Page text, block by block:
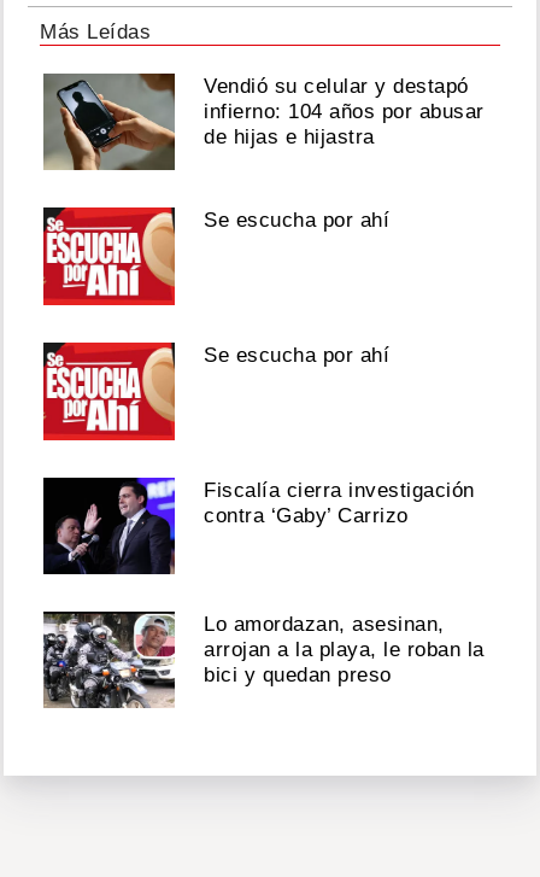
Más Leídas
Vendió su celular y destapó
infierno: 104 años por abusar
de hijas e hijastra
Se escucha por ahí
Se escucha por ahí
Fiscalía cierra investigación
contra ‘Gaby’ Carrizo
Lo amordazan, asesinan,
arrojan a la playa, le roban la
bici y quedan preso